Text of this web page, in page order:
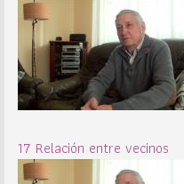
17 Relación entre vecinos